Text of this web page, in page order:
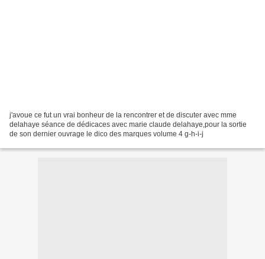
j'avoue ce fut un vrai bonheur de la rencontrer et de discuter avec mme
delahaye séance de dédicaces avec marie claude delahaye,pour la sortie
de son dernier ouvrage le dico des marques volume 4 g-h-i-j